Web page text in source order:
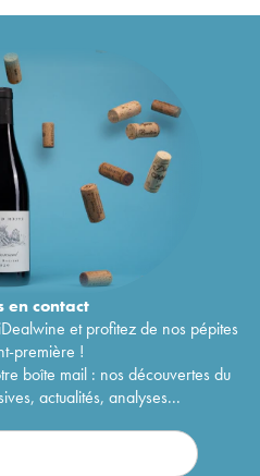
encontact
et profitez de nos pépites
première !
boîte mail : nos découvertes du
actualités, analyses...